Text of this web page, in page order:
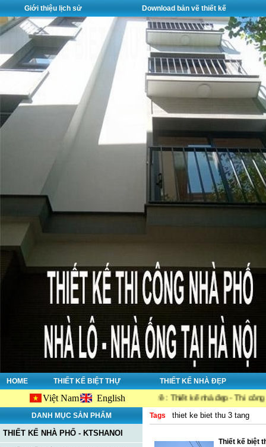
Giới thiệu lịch sử Download bản vẽ thiết kế
HOME THIẾT KẾ BIỆT THỰ THIẾT KẾ NHÀ ĐẸP
Việt Nam English
Ktshanoi.net, công ty chuyên về : Thiết kế nhà đẹp - Thi công nhà
DANH MỤC SẢN PHẨM
THIẾT KẾ NHÀ PHỐ - KTSHANOI
Tags thiet ke biet thu 3 tang
Thiết kế biệt